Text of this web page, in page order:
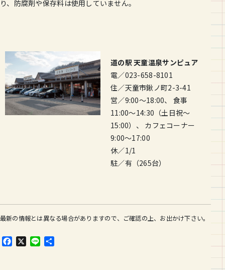
り、防腐剤や保存料は使用していません。
道の駅 天童温泉サンピュア
電／023-658-8101
住／天童市鍬ノ町2-3-41
営／9:00～18:00、 食事
11:00〜14:30（土日祝〜
15:00）、 カフェコーナー
9:00〜17:00
休／1/1
駐／有（265台）
最新の情報とは異なる場合がありますので、ご確認の上、お出かけ下さい。
F
X
L